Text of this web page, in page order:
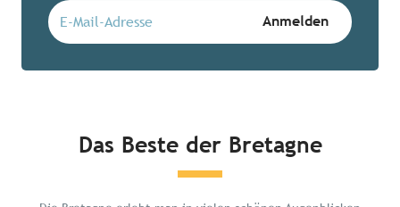
Das Beste der Bretagne
Chillen in der Bretagne